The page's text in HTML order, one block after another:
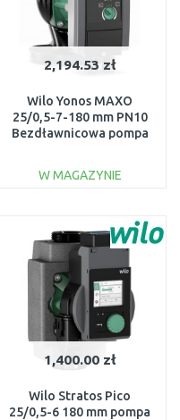
2,194.53 zł
Wilo Yonos MAXO
25/0,5-7-180 mm PN10
Bezdławnicowa pompa
W MAGAZYNIE
Do porównania
1,400.00 zł
Wilo Stratos Pico
25/0,5-6 180 mm pompa